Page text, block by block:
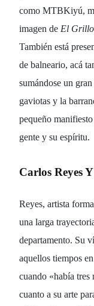
como MTBKiyú,
imagen de El Grillo
También está
de balneario, acá
sumándose un
gaviotas y la
pequeño
gente y su espíritu.
Carlos Reyes
Reyes, artista
una larga
departamento. Su
aquellos tiempos
cuando «había tres
cuanto a su arte